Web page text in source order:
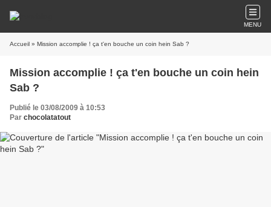
MENU
Accueil » Mission accomplie ! ça t'en bouche un coin hein Sab ?
Mission accomplie ! ça t'en bouche un coin hein
Sab ?
Publié le 03/08/2009 à 10:53
Par chocolatatout